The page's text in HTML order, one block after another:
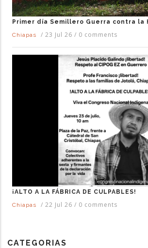
Primer día Semillero Guerra contra la
Chiapas
/ 23 Jul 26 / 0 comments
¡ALTO A LA FÁBRICA DE CULPABLES!
Chiapas
/ 22 Jul 26 / 0 comments
CATEGORIAS